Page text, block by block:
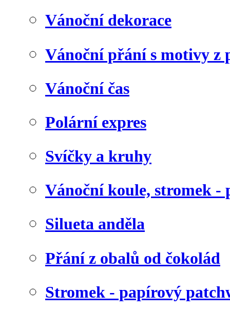
Vánoční dekorace
Vánoční přání s motivy z
Vánoční čas
Polární expres
Svíčky a kruhy
Vánoční koule, stromek -
Silueta anděla
Přání z obalů od čokolád
Stromek - papírový